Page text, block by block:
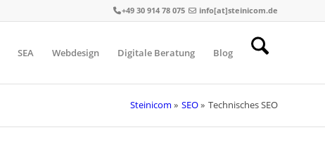
+49 30 914 78 075 info[at]steinicom.de
SEA Webdesign Digitale Beratung Blog
Steinicom » SEO» Technisches SEO